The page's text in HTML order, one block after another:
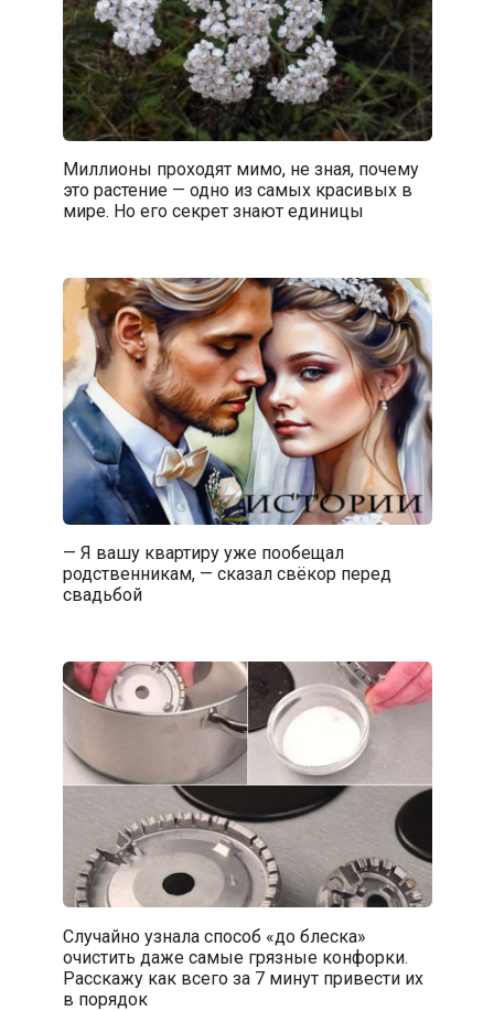
Миллионы проходят мимо, не зная, почему
это растение — одно из самых красивых в
мире. Но его секрет знают единицы
— Я вашу квартиру уже пообещал
родственникам, — сказал свёкор перед
свадьбой
Случайно узнала способ «до блеска»
очистить даже самые грязные конфорки.
Расскажу как всего за 7 минут привести их
в порядок